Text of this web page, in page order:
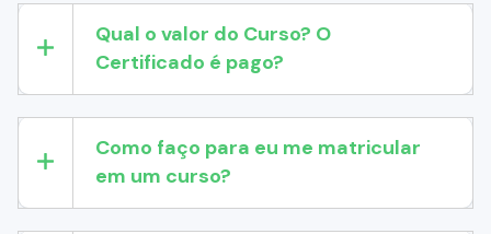
Qual o valor do Curso? O
Certificado é pago?
Como faço para eu me matricular
em um curso?